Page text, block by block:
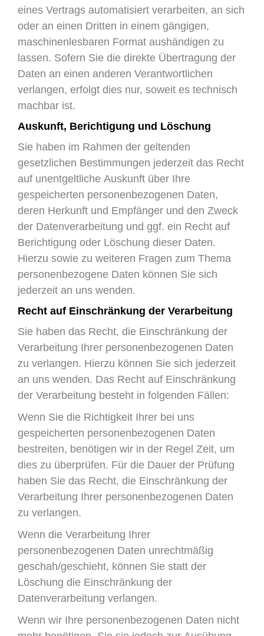
eines Vertrags automatisiert verarbeiten, an sich
oder an einen Dritten in einem gängigen,
maschinenlesbaren Format aushändigen zu
lassen. Sofern Sie die direkte Übertragung der
Daten an einen anderen Verantwortlichen
verlangen, erfolgt dies nur, soweit es technisch
machbar ist.
Auskunft, Berichtigung und Löschung
Sie haben im Rahmen der geltenden
gesetzlichen Bestimmungen jederzeit das Recht
auf unentgeltliche Auskunft über Ihre
gespeicherten personenbezogenen Daten,
deren Herkunft und Empfänger und den Zweck
der Datenverarbeitung und ggf. ein Recht auf
Berichtigung oder Löschung dieser Daten.
Hierzu sowie zu weiteren Fragen zum Thema
personenbezogene Daten können Sie sich
jederzeit an uns wenden.
Recht auf Einschränkung der Verarbeitung
Sie haben das Recht, die Einschränkung der
Verarbeitung Ihrer personenbezogenen Daten
zu verlangen. Hierzu können Sie sich jederzeit
an uns wenden. Das Recht auf Einschränkung
der Verarbeitung besteht in folgenden Fällen:
Wenn Sie die Richtigkeit Ihrer bei uns
gespeicherten personenbezogenen Daten
bestreiten, benötigen wir in der Regel Zeit, um
dies zu überprüfen. Für die Dauer der Prüfung
haben Sie das Recht, die Einschränkung der
Verarbeitung Ihrer personenbezogenen Daten
zu verlangen.
Wenn die Verarbeitung Ihrer
personenbezogenen Daten unrechtmäßig
geschah/geschieht, können Sie statt der
Löschung die Einschränkung der
Datenverarbeitung verlangen.
Wenn wir Ihre personenbezogenen Daten nicht